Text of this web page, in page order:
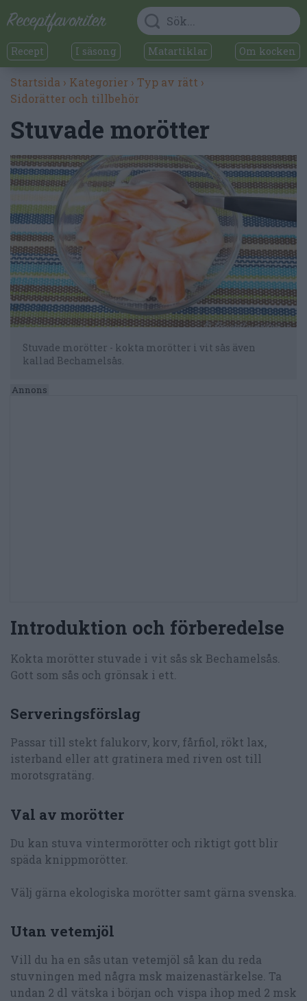
Recept I säsong Matartiklar Om kocken
Startsida › Kategorier › Typ av rätt ›
Sidorätter och tillbehör
Stuvade morötter
Stuvade morötter - kokta morötter i vit sås även
kallad Bechamelsås.
Introduktion och förberedelse
Kokta morötter stuvade i vit sås sk Bechamelsås.
Gott som sås och grönsak i ett.
Serveringsförslag
Passar till stekt falukorv, korv, fårfiol, rökt lax,
isterband eller att gratinera med riven ost till
morotsgratäng.
Val av morötter
Du kan stuva vintermorötter och riktigt gott blir
späda knippmorötter.
Välj gärna ekologiska morötter samt gärna svenska.
Utan vetemjöl
Vill du ha en sås utan vetemjöl så kan du reda
stuvningen med några msk maizenastärkelse. Ta
undan 2 dl vätska i början och vispa ihop med 2 msk